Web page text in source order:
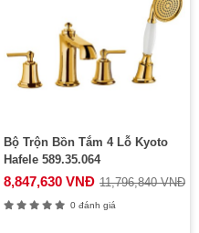
Bộ Trộn Bồn Tắm 4 Lỗ Kyoto
Hafele 589.35.064
8,847,630 VNĐ 11,796,840 VNĐ
0 đánh giá